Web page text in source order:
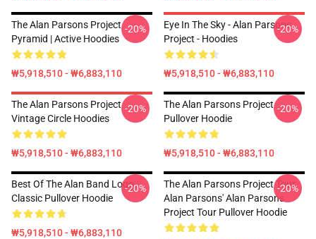
The Alan Parsons Project
Pyramid | Active Hoodies
₩5,918,510 - ₩6,883,110
-20%
Eye In The Sky - Alan Parsons
Project - Hoodies
₩5,918,510 - ₩6,883,110
-20%
The Alan Parsons Project
Vintage Circle Hoodies
₩5,918,510 - ₩6,883,110
-20%
The Alan Parsons Project
Pullover Hoodie
₩5,918,510 - ₩6,883,110
-20%
Best Of The Alan Band Logo
Classic Pullover Hoodie
₩5,918,510 - ₩6,883,110
-20%
The Alan Parsons Project Tour,
Alan Parsons' Alan Parsons
Project Tour Pullover Hoodie
-20%